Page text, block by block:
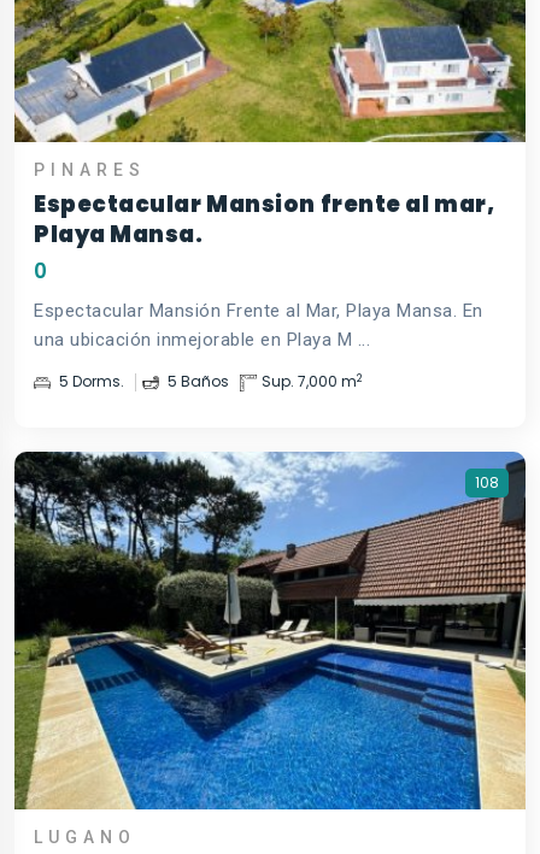
PINARES
Espectacular Mansion frente al mar,
Playa Mansa.
0
Espectacular Mansión Frente al Mar, Playa Mansa. En
una ubicación inmejorable en Playa M ...
5 Dorms. 5 Baños Sup. 7,000 m2
108
LUGANO